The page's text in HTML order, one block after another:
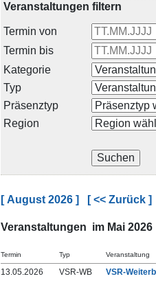
Veranstaltungen filtern
Termin von
Termin bis
Kategorie
Typ
Präsenztyp
Region
[ August 2026 ] [ << Zurück ]
Veranstaltungen im Mai 2026
Termin Typ Veranstaltung
13.05.2026 VSR-WB VSR-